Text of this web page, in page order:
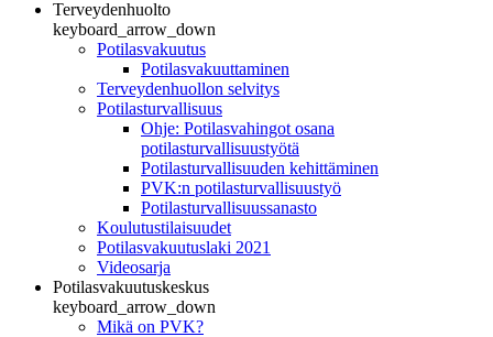
Terveydenhuolto
keyboard_arrow_down
Potilasvakuutus
Potilasvakuuttaminen
Terveydenhuollon selvitys
Potilasturvallisuus
Ohje: Potilasvahingot osana
potilasturvallisuustyötä
Potilasturvallisuuden kehittäminen
PVK:n potilasturvallisuustyö
Potilasturvallisuussanasto
Koulutustilaisuudet
Potilasvakuutuslaki 2021
Videosarja
Potilasvakuutuskeskus
keyboard_arrow_down
Mikä on PVK?